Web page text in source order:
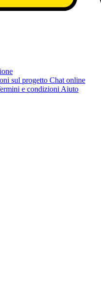
sul progetto Chat online
e condizioni Aiuto